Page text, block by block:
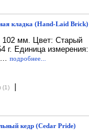
кладка (Hand-Laid Brick)
102 мм. Цвет: Старый
г. Единица измерения:
подробнее...
(1)
кедр (Cedar Pride)